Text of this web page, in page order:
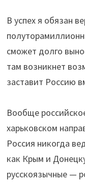
В успех я обязан
сможет долго
там возникнет
заставит Россию
Вообще
харьковском
Россия никогда
как Крым и
русскоязычные —